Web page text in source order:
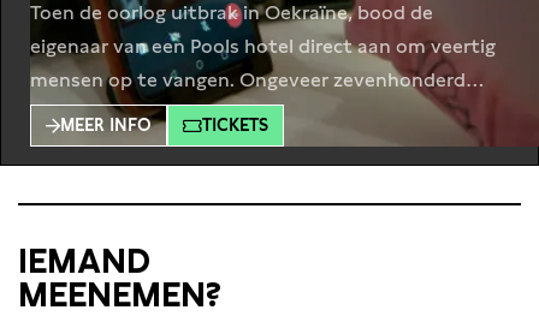
Toen de oorlog uitbrak in Oekraïne, bood de
eigenaar van een Pools hotel direct aan om veertig
mensen op te vangen. Ongeveer zevenhonderd
vrouwen met kinderen gingen in op zijn aanbod.
Tussen hen zaten Marta, Valentyna en Ann.
geliefden: Present
MEER INFO TICKETS
IEMAND
MEENEMEN?